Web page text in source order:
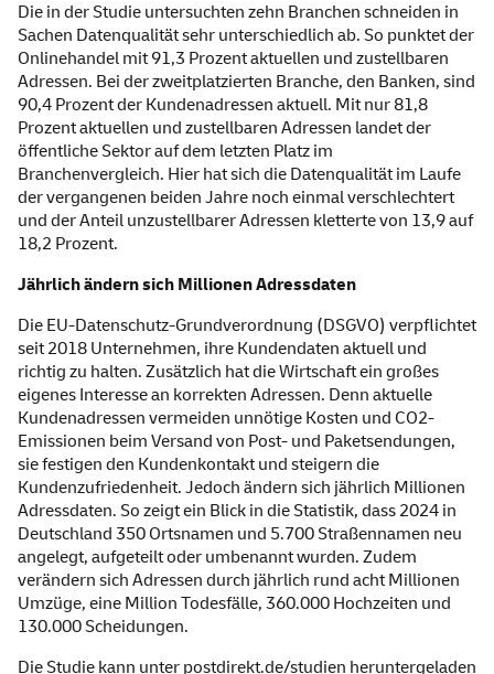
Die in der Studie untersuchten zehn Branchen schneiden in
Sachen Datenqualität sehr unterschiedlich ab. So punktet der
Onlinehandel mit 91,3 Prozent aktuellen und zustellbaren
Adressen. Bei der zweitplatzierten Branche, den Banken, sind
90,4 Prozent der Kundenadressen aktuell. Mit nur 81,8
Prozent aktuellen und zustellbaren Adressen landet der
öffentliche Sektor auf dem letzten Platz im
Branchenvergleich. Hier hat sich die Datenqualität im Laufe
der vergangenen beiden Jahre noch einmal verschlechtert
und der Anteil unzustellbarer Adressen kletterte von 13,9 auf
18,2 Prozent.
Jährlich ändern sich Millionen Adressdaten
Die EU-Datenschutz-Grundverordnung (DSGVO) verpflichtet
seit 2018 Unternehmen, ihre Kundendaten aktuell und
richtig zu halten. Zusätzlich hat die Wirtschaft ein großes
eigenes Interesse an korrekten Adressen. Denn aktuelle
Kundenadressen vermeiden unnötige Kosten und CO2-
Emissionen beim Versand von Post- und Paketsendungen,
sie festigen den Kundenkontakt und steigern die
Kundenzufriedenheit. Jedoch ändern sich jährlich Millionen
Adressdaten. So zeigt ein Blick in die Statistik, dass 2024 in
Deutschland 350 Ortsnamen und 5.700 Straßennamen neu
angelegt, aufgeteilt oder umbenannt wurden. Zudem
verändern sich Adressen durch jährlich rund acht Millionen
Umzüge, eine Million Todesfälle, 360.000 Hochzeiten und
130.000 Scheidungen.
Die Studie kann unter postdirekt.de/studien heruntergeladen